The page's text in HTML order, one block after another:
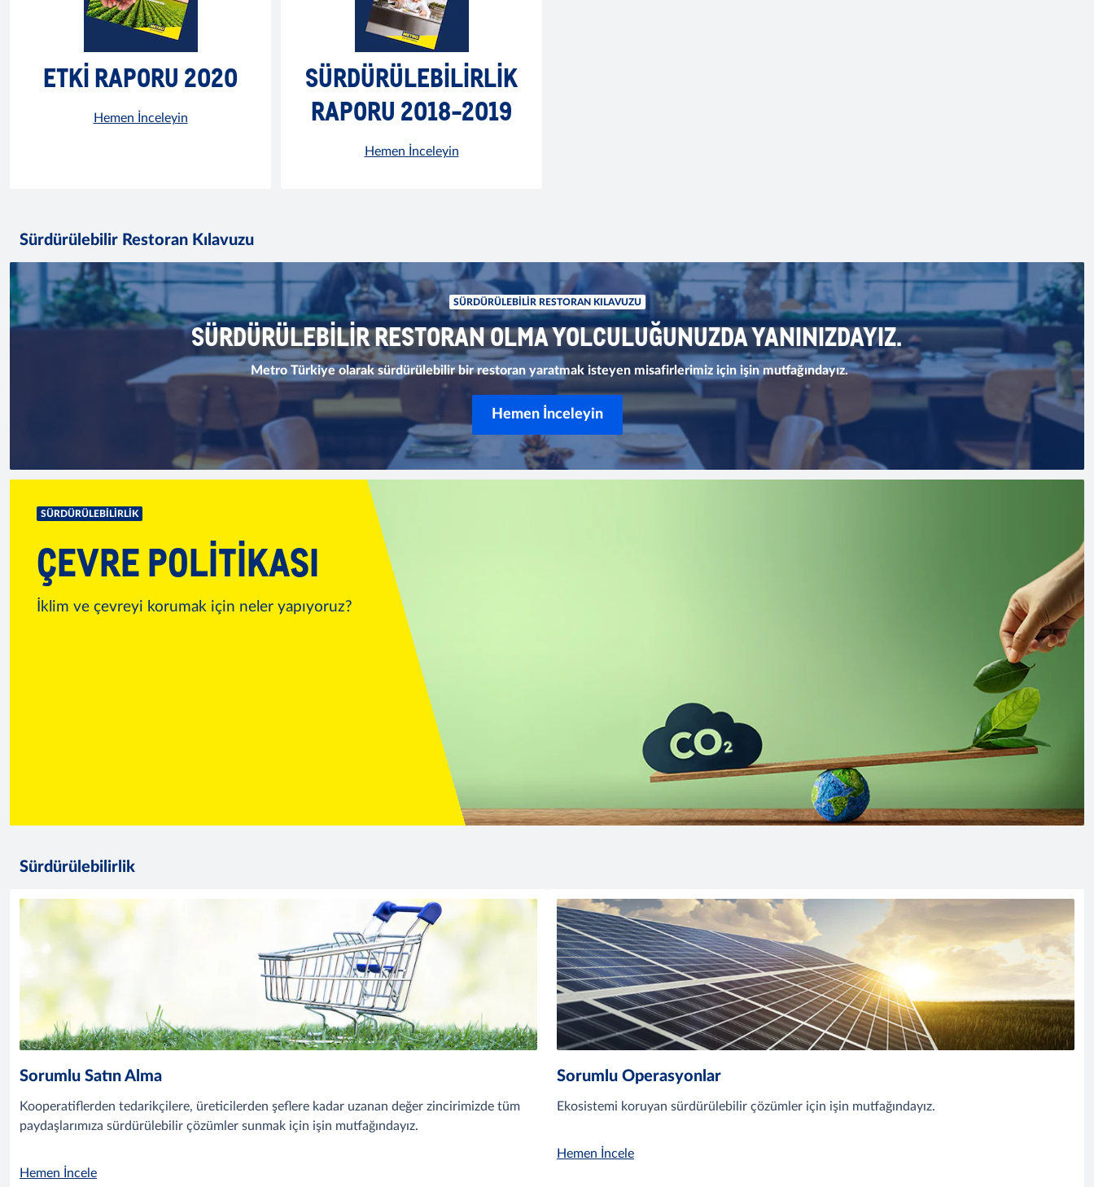
ETKI RAPORU 2020
Hemen İnceleyin
SÜRDÜRÜLEBILIRLIK
RAPORU 2018-2019
Hemen İnceleyin
Sürdürülebilir Restoran Kılavuzu
SÜRDÜRÜLEBILIR RESTORAN KILAVUZU
SÜRDÜRÜLEBILIR RESTORAN OLMA YOLCULUĞUNUZDA YANINIZDAYIZ.
Metro Türkiye olarak sürdürülebilir bir restoran yaratmak isteyen misafirlerimiz için işin mutfağındayız.
Hemen İnceleyin
SÜRDÜRÜLEBILIRLIK
ÇEVRE POLITIKASI
İklim ve çevreyi korumak için neler yapıyoruz?
Sürdürülebilirlik
Sorumlu Satın Alma
Kooperatiflerden tedarikçilere, üreticilerden şeflere kadar uzanan değer zincirimizde tüm
paydaşlarımıza sürdürülebilir çözümler sunmak için işin mutfağındayız.
Hemen İncele
Sorumlu Operasyonlar
Ekosistemi koruyan sürdürülebilir çözümler için işin mutfağındayız.
Hemen İncele